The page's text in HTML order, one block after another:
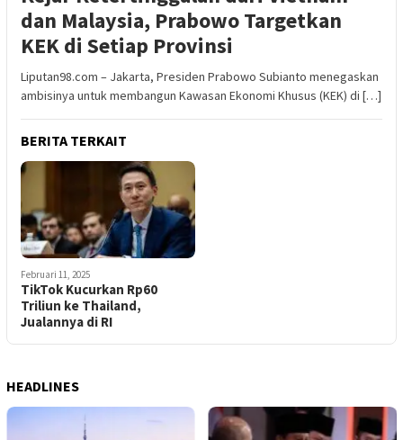
dan Malaysia, Prabowo Targetkan
KEK di Setiap Provinsi
Liputan98.com – Jakarta, Presiden Prabowo Subianto menegaskan
ambisinya untuk membangun Kawasan Ekonomi Khusus (KEK) di […]
BERITA TERKAIT
Februari 11, 2025
TikTok Kucurkan Rp60
Triliun ke Thailand,
Jualannya di RI
HEADLINES